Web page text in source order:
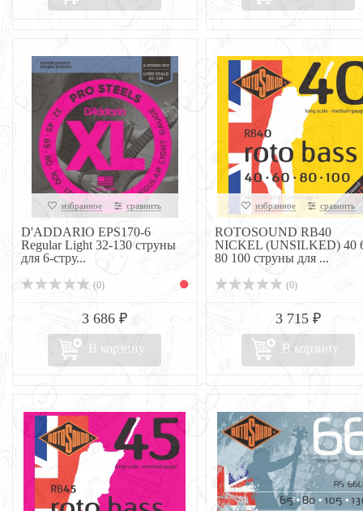
избранное сравнить
D'ADDARIO EPS170-6
Regular Light 32-130 струны
для 6-стру...
(0)
3 686 ₽
В корзину
избранное сравнить
ROTOSOUND RB40
NICKEL (UNSILKED) 40
80 100 струны для ...
(0)
3 715 ₽
В корзину